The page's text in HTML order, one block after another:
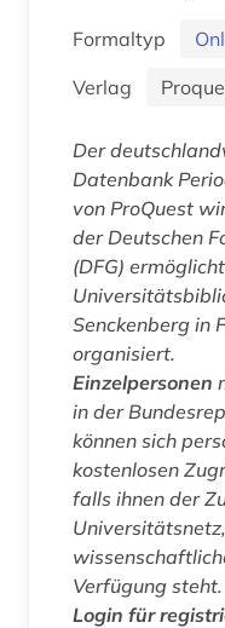
Formaltyp
Verlag
Der
Datenbank
von ProQuest
der Deutschen
(DFG)
Senckenberg in
organisiert.
Einzelpersonen
in der
können sich
kostenlosen
falls ihnen der
Verfügung steht.
Login für